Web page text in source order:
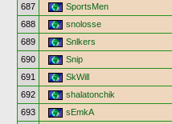
687
SportsMen
688
snolosse
689
Snlkers
690
Snip
691
SkWill
692
shalatonchik
693
sEmkA